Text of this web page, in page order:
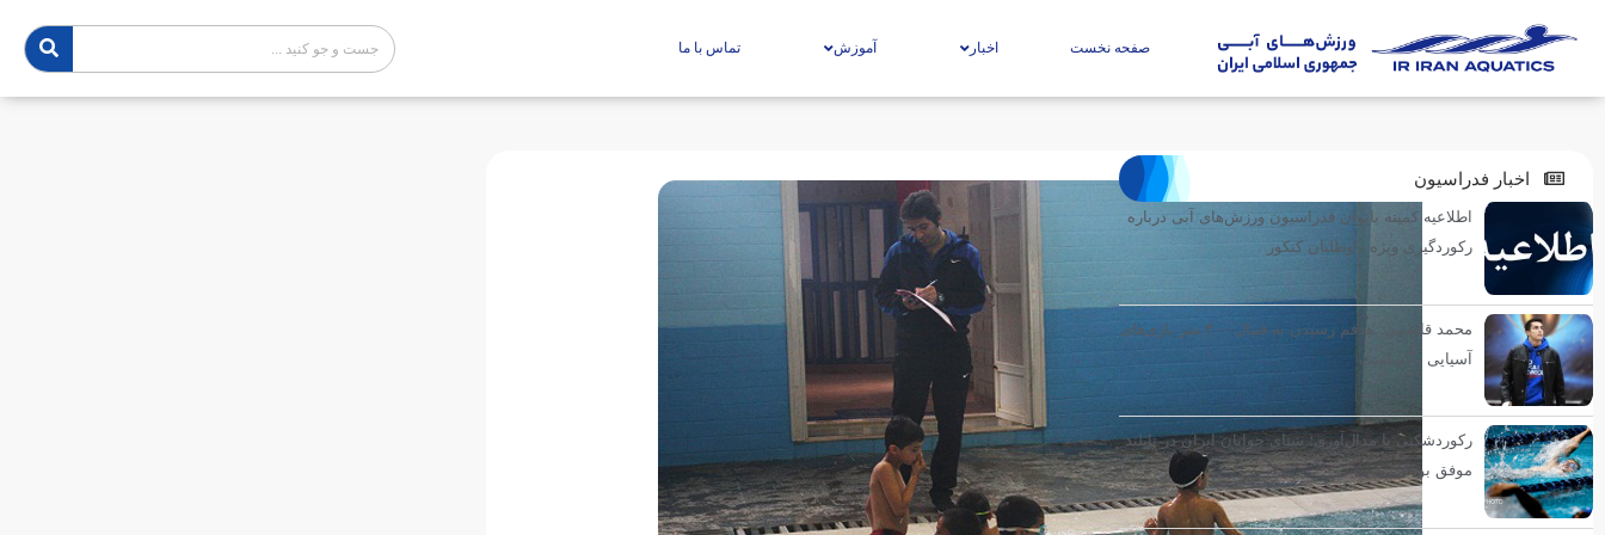
صفحه نخست اخبار آموزش تماس با ما
اخبار فدراسیون
اطلاعیه کمیته بانوان فدراسیون ورزش‌های آبی درباره
رکوردگیری ویژه داوطلبان کنکور
محمد قاسمی: هدفم رسیدن به فینال ۴۰۰ متر بازی‌های
آسیایی ناگویاست
رکوردشکنی یا مدال‌آوری؛ شنای جوانان ایران در تایلند
موفق بود؟